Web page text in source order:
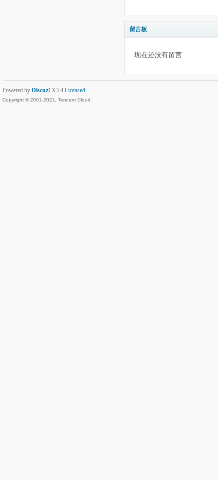
留言板
现在还没有留言
Powered by Discuz! X3.4 Licensed
Copyright © 2001-2021, Tencent Cloud.